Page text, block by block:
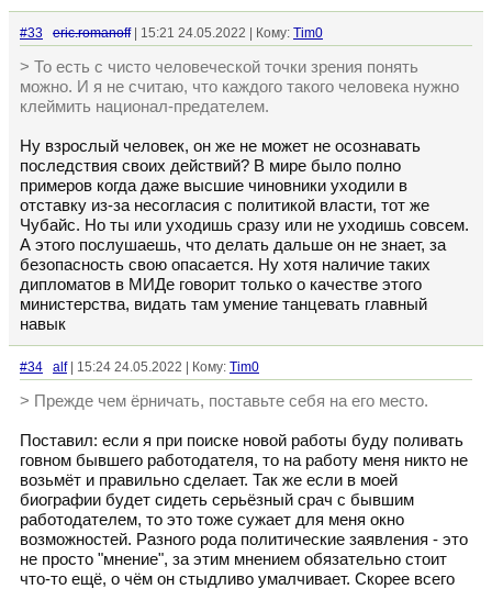
#33 eric.romanoff| 15:21 24.05.2022 | Кому: Tim0
> То есть с чисто человеческой точки зрения понять
можно. И я не считаю, что каждого такого человека нужно
клеймить национал-предателем.
Ну взрослый человек, он же не может не осознавать
последствия своих действий? В мире было полно
примеров когда даже высшие чиновники уходили в
отставку из-за несогласия с политикой власти, тот же
Чубайс. Но ты или уходишь сразу или не уходишь совсем.
А этого послушаешь, что делать дальше он не знает, за
безопасность свою опасается. Ну хотя наличие таких
дипломатов в МИДе говорит только о качестве этого
министерства, видать там умение танцевать главный
навык
#34 alf| 15:24 24.05.2022 | Кому: Tim0
> Прежде чем ёрничать, поставьте себя на его место.
Поставил: если я при поиске новой работы буду поливать
говном бывшего работодателя, то на работу меня никто не
возьмёт и правильно сделает. Так же если в моей
биографии будет сидеть серьёзный срач с бывшим
работодателем, то это тоже сужает для меня окно
возможностей. Разного рода политические заявления - это
не просто "мнение", за этим мнением обязательно стоит
что-то ещё, о чём он стыдливо умалчивает. Скорее всего